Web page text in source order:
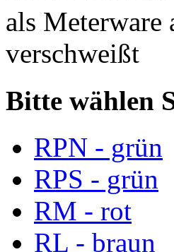
als
verschweißt
Bitte wählen
RPN - grün
RPS - grün
RM - rot
RL - braun